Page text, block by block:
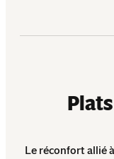
Le réconfort allié